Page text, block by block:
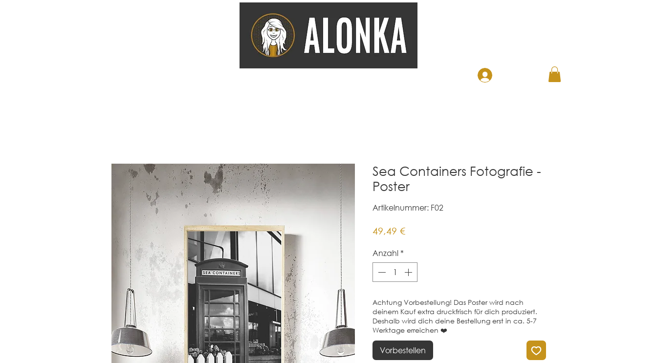
Sea Containers Fotografie -
Poster
Artikelnummer: F02
49,49 €Preis
Anzahl *
Achtung Vorbestellung! Das Poster wird nach
deinem Kauf extra druckfrisch für dich produziert.
Deshalb wird dich deine Bestellung erst in ca. 5-7
Werktage erreichen ❤️
Vorbestellen